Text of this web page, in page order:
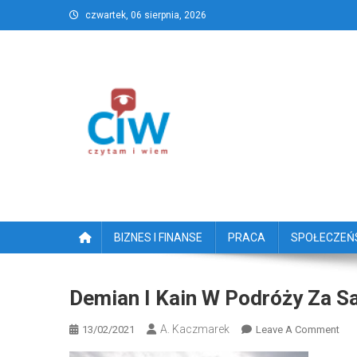
to
czwartek, 06 sierpnia, 2026
CzytamiWiem.pl –
BIZNES I FINANSE PRACA
Demian I Kain W Podróży Za
13/02/2021 A. Kaczmarek Leave A CommentOn